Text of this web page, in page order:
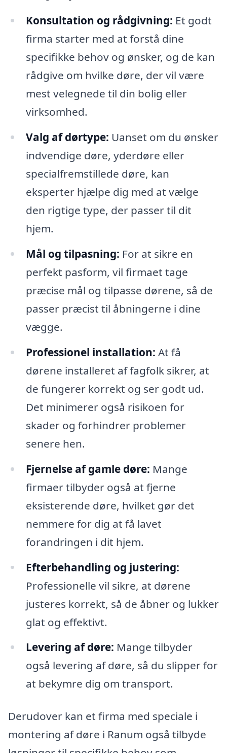
Konsultation og rådgivning: Et godt
firma starter med at forstå dine
specifikke behov og ønsker, og de kan
rådgive om hvilke døre, der vil være
mest velegnede til din bolig eller
virksomhed.
Valg af dørtype: Uanset om du ønsker
indvendige døre, yderdøre eller
specialfremstillede døre, kan
eksperter hjælpe dig med at vælge
den rigtige type, der passer til dit
hjem.
Mål og tilpasning: For at sikre en
perfekt pasform, vil firmaet tage
præcise mål og tilpasse dørene, så de
passer præcist til åbningerne i dine
vægge.
Professionel installation: At få
dørene installeret af fagfolk sikrer, at
de fungerer korrekt og ser godt ud.
Det minimerer også risikoen for
skader og forhindrer problemer
senere hen.
Fjernelse af gamle døre: Mange
firmaer tilbyder også at fjerne
eksisterende døre, hvilket gør det
nemmere for dig at få lavet
forandringen i dit hjem.
Efterbehandling og justering:
Professionelle vil sikre, at dørene
justeres korrekt, så de åbner og lukker
glat og effektivt.
Levering af døre: Mange tilbyder
også levering af døre, så du slipper for
at bekymre dig om transport.
Derudover kan et firma med speciale i
montering af døre i Ranum også tilbyde